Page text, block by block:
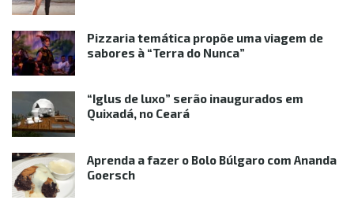
Pizzaria temática propõe uma viagem de
sabores à “Terra do Nunca”
“Iglus de luxo” serão inaugurados em
Quixadá, no Ceará
Aprenda a fazer o Bolo Búlgaro com Ananda
Goersch